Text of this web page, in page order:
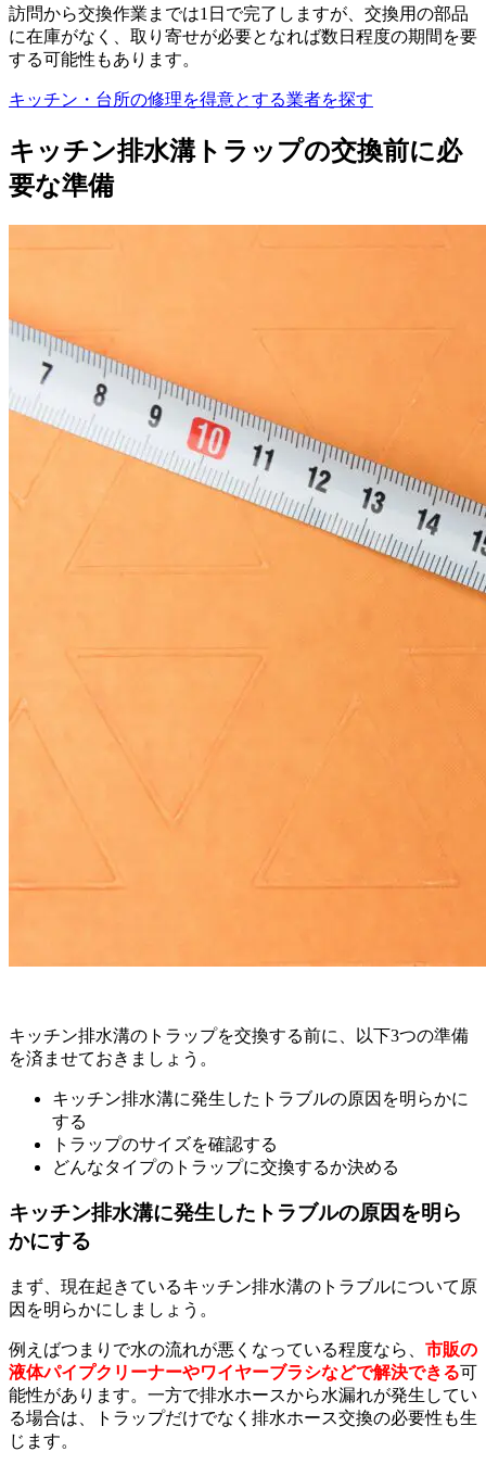
訪問から交換作業までは1日で完了しますが、交換用の部品
に在庫がなく、取り寄せが必要となれば数日程度の期間を要
する可能性もあります。
キッチン・台所の修理を得意とする業者を探す
キッチン排水溝トラップの交換前に必
要な準備
キッチン排水溝のトラップを交換する前に、以下3つの準備
を済ませておきましょう。
キッチン排水溝に発生したトラブルの原因を明らかに
する
トラップのサイズを確認する
どんなタイプのトラップに交換するか決める
キッチン排水溝に発生したトラブルの原因を明ら
かにする
まず、現在起きているキッチン排水溝のトラブルについて原
因を明らかにしましょう。
例えばつまりで水の流れが悪くなっている程度なら、 市販の
液体パイプクリーナーやワイヤーブラシなどで解決できる可
能性があります。一方で排水ホースから水漏れが発生してい
る場合は、トラップだけでなく排水ホース交換の必要性も生
じます。